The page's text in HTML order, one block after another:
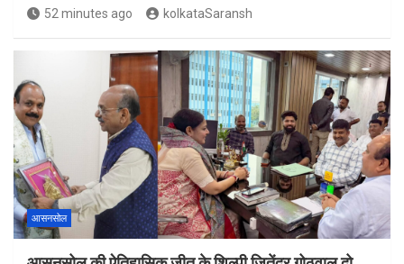
52 minutes ago kolkataSaransh
आसनसोल